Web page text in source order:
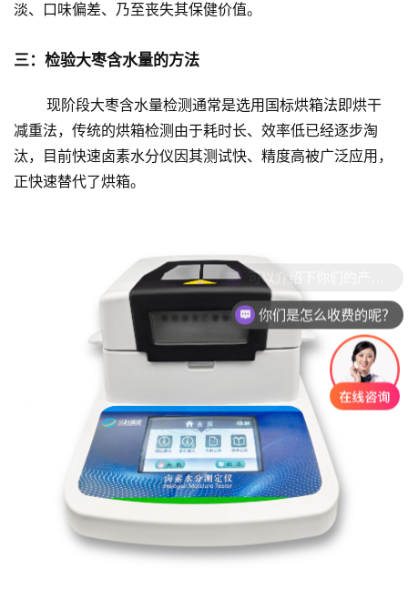
淡、口味偏差、乃至丧失其保健价值。
三：检验大枣含水量的方法
现阶段大枣含水量检测通常是选用国标烘箱法即烘干
减重法，传统的烘箱检测由于耗时长、效率低已经逐步淘
汰，目前快速卤素水分仪因其测试快、精度高被广泛应用，
正快速替代了烘箱。
你们是怎么收费的呢？